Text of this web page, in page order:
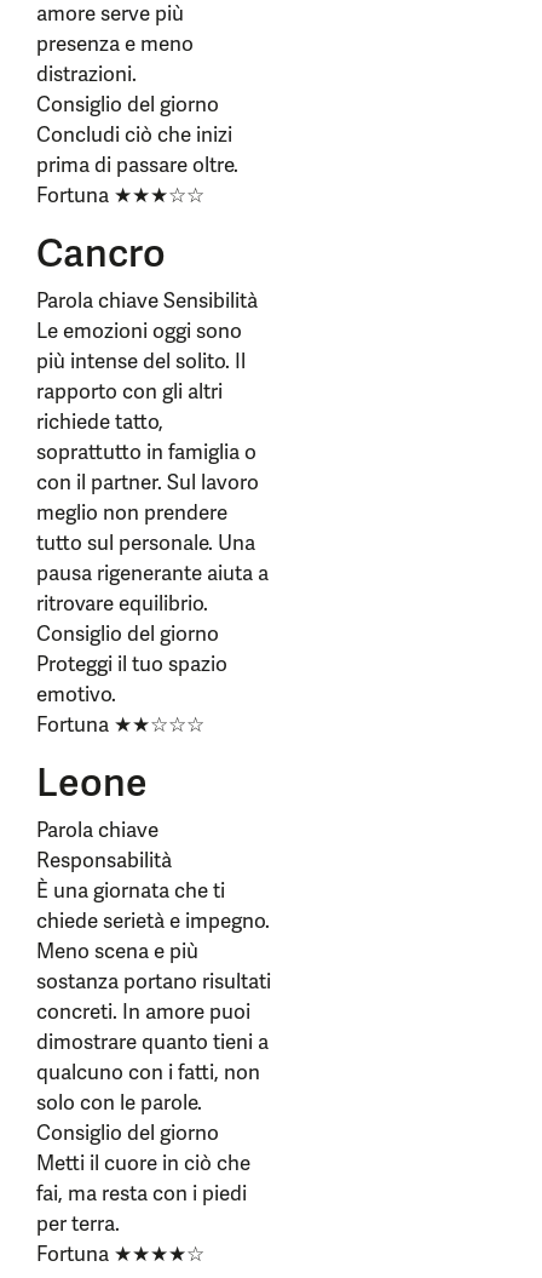
amore serve più
presenza e meno
distrazioni.
Consiglio del giorno
Concludi ciò che inizi
prima di passare oltre.
Fortuna ★★★☆☆
Cancro
Parola chiave Sensibilità
Le emozioni oggi sono
più intense del solito. Il
rapporto con gli altri
richiede tatto,
soprattutto in famiglia o
con il partner. Sul lavoro
meglio non prendere
tutto sul personale. Una
pausa rigenerante aiuta a
ritrovare equilibrio.
Consiglio del giorno
Proteggi il tuo spazio
emotivo.
Fortuna ★★☆☆☆
Leone
Parola chiave
Responsabilità
È una giornata che ti
chiede serietà e impegno.
Meno scena e più
sostanza portano risultati
concreti. In amore puoi
dimostrare quanto tieni a
qualcuno con i fatti, non
solo con le parole.
Consiglio del giorno
Metti il cuore in ciò che
fai, ma resta con i piedi
per terra.
Fortuna ★★★★☆